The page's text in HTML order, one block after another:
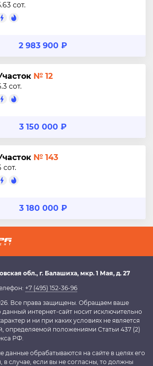
сот.
2 983 900 ₽
№ 12
сот.
3 150 000 ₽
№ 143
сот.
3 180 000 ₽
обл., г. Балашиха, мкр. 1 Мая, д. 27
+7 (495) 152-36-96
Все права защищены. Обращаем ваше
данный интернет-сайт носит исключительно
и ни при каких условиях не является
определяемой положениями Статьи 437 (2)
РФ.
обрабатываются на сайте в целях его
в случае, если вы не согласны, то должны